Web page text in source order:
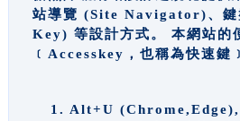
站導覽 (Site Navigator)、鍵
Key) 等設計方式。 本網站的
﹝Accesskey，也稱為快速鍵
1. Alt+U